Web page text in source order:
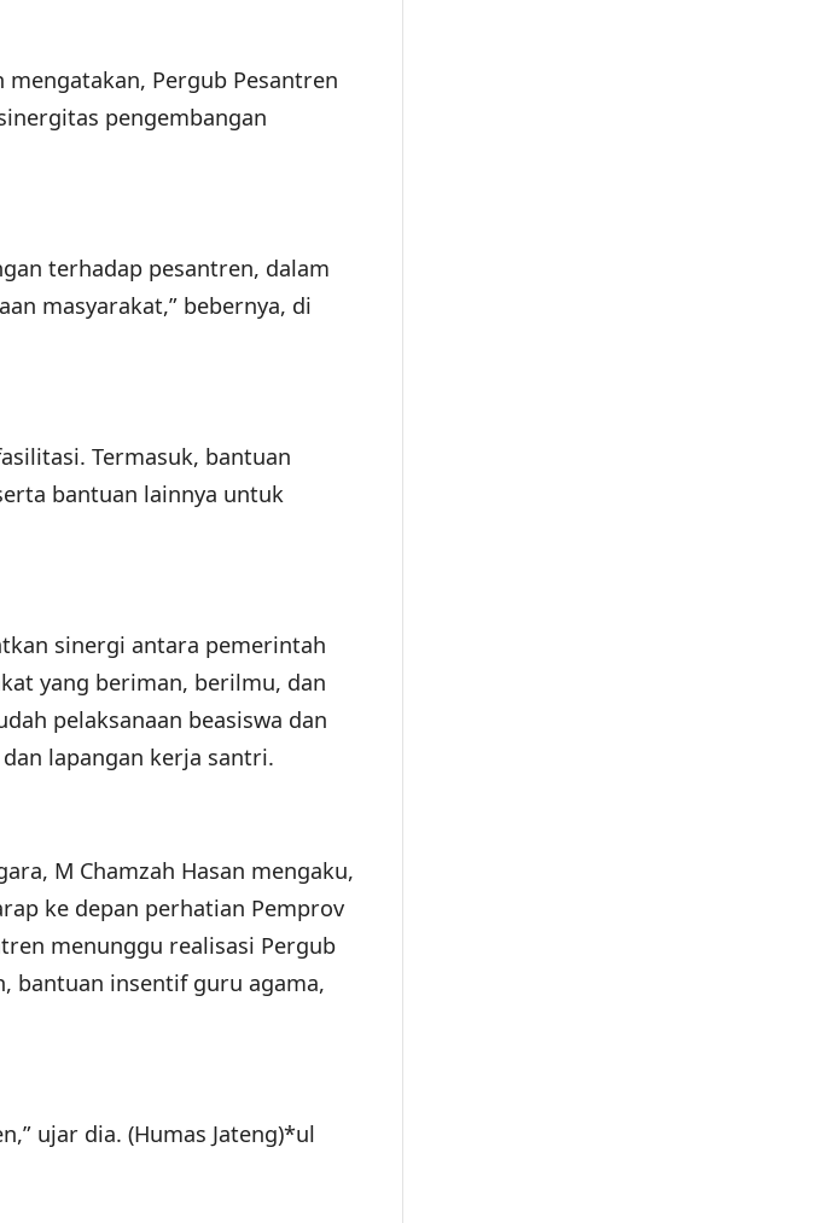
Pergub Pesantren
pengembangan
terhadap pesantren, dalam
masyarakat,” bebernya, di
Termasuk, bantuan
bantuan lainnya untuk
sinergi antara pemerintah
yang beriman, berilmu, dan
pelaksanaan beasiswa dan
lapangan kerja santri.
M Chamzah Hasan mengaku,
ke depan perhatian Pemprov
menunggu realisasi Pergub
bantuan insentif guru agama,
ujar dia. (Humas Jateng)*ul